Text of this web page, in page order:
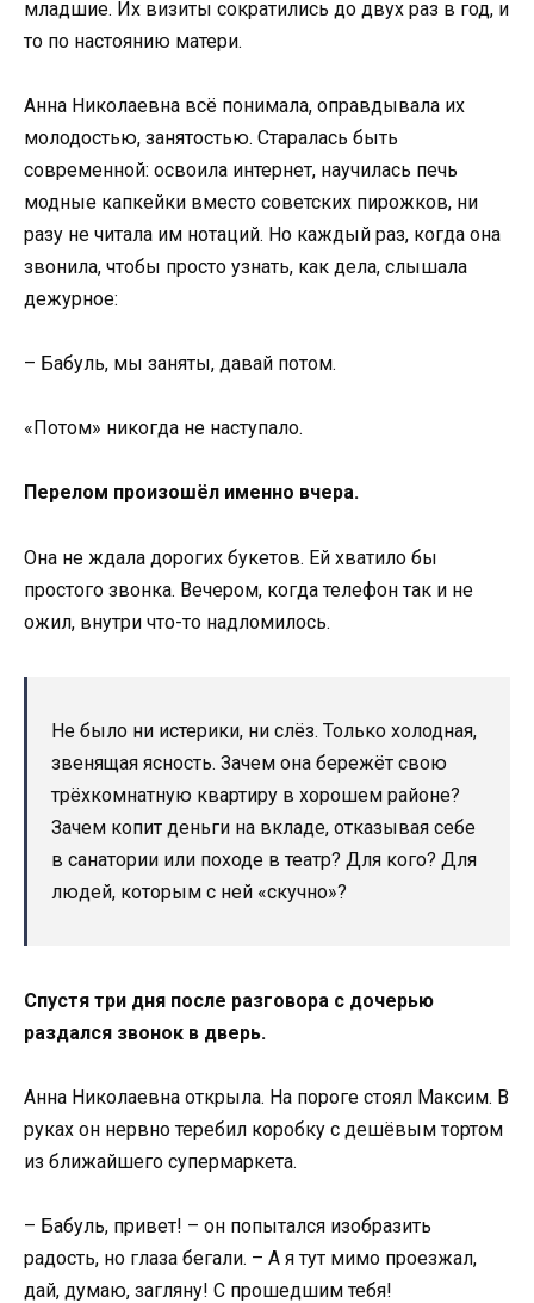
младшие. Их визиты сократились до двух раз в год, и
то по настоянию матери.
Анна Николаевна всё понимала, оправдывала их
молодостью, занятостью. Старалась быть
современной: освоила интернет, научилась печь
модные капкейки вместо советских пирожков, ни
разу не читала им нотаций. Но каждый раз, когда она
звонила, чтобы просто узнать, как дела, слышала
дежурное:
– Бабуль, мы заняты, давай потом.
«Потом» никогда не наступало.
Перелом произошёл именно вчера.
Она не ждала дорогих букетов. Ей хватило бы
простого звонка. Вечером, когда телефон так и не
ожил, внутри что-то надломилось.
Не было ни истерики, ни слёз. Только холодная,
звенящая ясность. Зачем она бережёт свою
трёхкомнатную квартиру в хорошем районе?
Зачем копит деньги на вкладе, отказывая себе
в санатории или походе в театр? Для кого? Для
людей, которым с ней «скучно»?
Спустя три дня после разговора с дочерью
раздался звонок в дверь.
Анна Николаевна открыла. На пороге стоял Максим. В
руках он нервно теребил коробку с дешёвым тортом
из ближайшего супермаркета.
– Бабуль, привет! – он попытался изобразить
радость, но глаза бегали. – А я тут мимо проезжал,
дай, думаю, загляну! С прошедшим тебя!